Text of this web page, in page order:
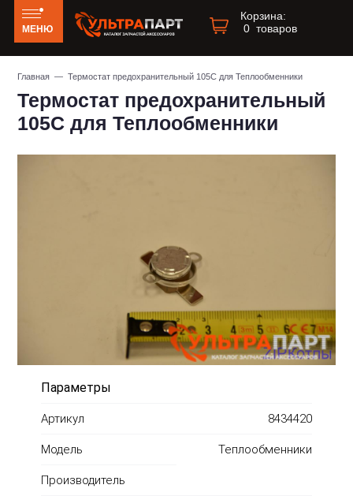
МЕНЮ
Корзина:
0 товаров
Главная — Термостат предохранительный 105C для Теплообменники
Термостат предохранительный
105C для Теплообменники
Параметры
Артикул 8434420
Модель Теплообменники
Производитель